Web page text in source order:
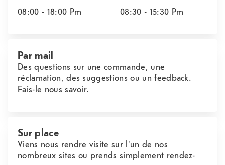
08:00 - 18:00 Pm
08:30 - 15:30 Pm
Par mail
Des questions sur une commande, une
réclamation, des suggestions ou un feedback.
Fais-le nous savoir.
Sur place
Viens nous rendre visite sur l'un de nos
nombreux sites ou prends simplement rendez-